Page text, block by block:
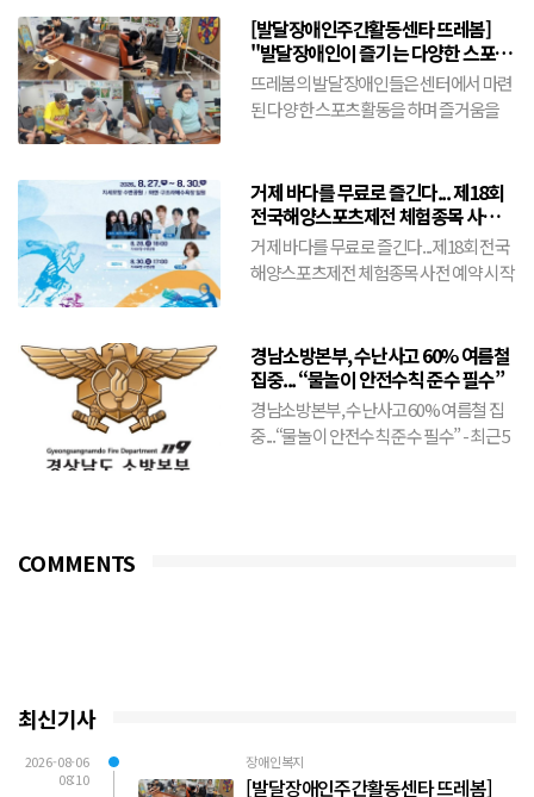
[발달장애인주간활동센타 뜨레봄]
"발달장애인이 즐기는 다양한 스포츠
활동"(8월5일)
뜨레봄의 발달장애인들은 센터에서 마련
된 다양한 스포츠활동을 하며 즐거움을
거제 바다를 무료로 즐긴다... 제18회
전국해양스포츠제전 체험종목 사전
예약 시작
거제 바다를 무료로 즐긴다...제18회 전국
해양스포츠제전 체험종목 사전 예약 시작
경남소방본부, 수난사고 60% 여름철
집중... “물놀이 안전수칙 준수 필수”
경남소방본부, 수난사고 60% 여름철 집
중...“물놀이 안전수칙 준수 필수” - 최근 5
COMMENTS
최신기사
2026-08-06
08:10
장애인복지
[발달장애인주간활동센타 뜨레봄]